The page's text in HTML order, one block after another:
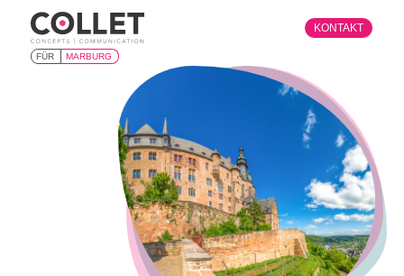
FÜR MARBURG
KONTAKT